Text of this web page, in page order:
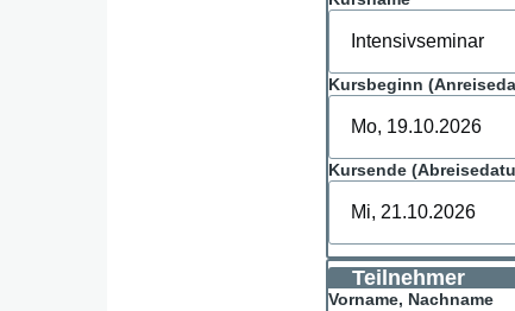
Kursbeginn
Kursende
Teilnehmer
Vorname, Nachname